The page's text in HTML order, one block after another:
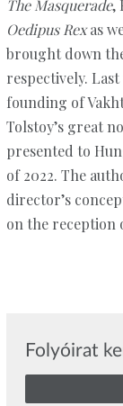
The Masquerade,
Oedipus Rexas
brought down the
respectively.
founding of
Tolstoy’s great
presented to
of 2022. The
director’s
on the reception
Folyóirat